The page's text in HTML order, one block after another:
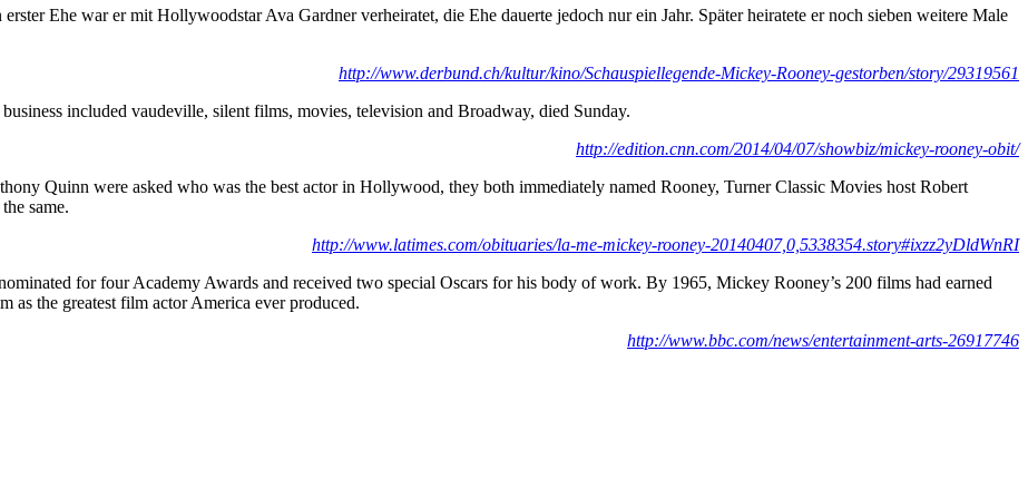
Ehe war er mit Hollywoodstar Ava Gardner verheiratet, die Ehe dauerte jedoch nur ein Jahr. Später heiratete er noch sieben weitere Male
http://www.derbund.ch/kultur/kino/Schauspiellegende-Mickey-Rooney-gestorben/story/29319561
included vaudeville, silent films, movies, television and Broadway, died Sunday.
http://edition.cnn.com/2014/04/07/showbiz/mickey-rooney-obit/
Quinn were asked who was the best actor in Hollywood, they both immediately named Rooney, Turner Classic Movies host Robert
same.
http://www.latimes.com/obituaries/la-me-mickey-rooney-20140407,0,5338354.story#ixzz2yDldWnRI
for four Academy Awards and received two special Oscars for his body of work. By 1965, Mickey Rooney’s 200 films had earned
as the greatest film actor America ever produced.
http://www.bbc.com/news/entertainment-arts-26917746